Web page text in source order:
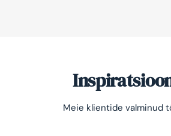
Meie klientide valminud
Olen tutvunud Maalihobi.ee